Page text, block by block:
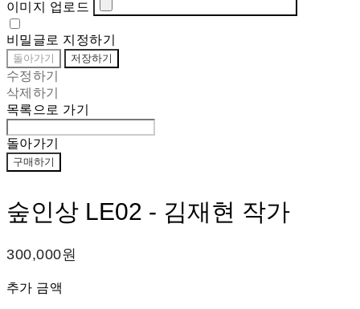
이미지 업로드
비밀글로 지정하기
돌아가기 저장하기
수정하기
삭제하기
목록으로 가기
돌아가기
구매하기
숲인상 LE02 - 김재현 작가
300,000원
추가 금액